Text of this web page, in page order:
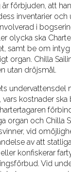
förbjuden, att
inventarier
i
olycka ska
samt be om intyg
organ. Chilla
utan dröjsmål.
undervattensdel
kostnader ska
organ och Chilla
vid
av att
konfiskerar
Vid